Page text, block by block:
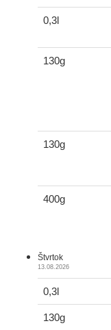
0,3l
130g
130g
400g
Štvrtok
13.08.2026
0,3l
130g